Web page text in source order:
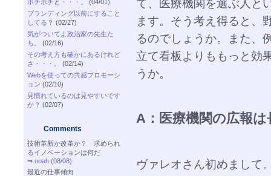
ボチボチと・・・。
(04/01)
ブランディング以前にすること
してる？ (02/27)
気がついてよ政治家の先生た
ち。
(02/16)
その考え方も確かにあるけれど
さ・・・。
(02/14)
Webを使っての共感プロモーシ
ョン (02/10)
見慣れているのは見やすいです
か？ (02/07)
Comments
技術革新か改革か？ 求められ
るイノベーションは何だ
⇒ noah (08/08)
最近の仕事傾向
て、医療機関を選ぶ人と
ます。そう考え得ると、
るのでしょうか。また、
立て看板よりももっと効
うか。
A：医療機関の広報
ヴァレオさん初めまして